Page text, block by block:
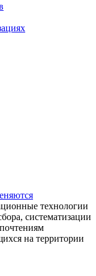
технологии
систематизации
на территории